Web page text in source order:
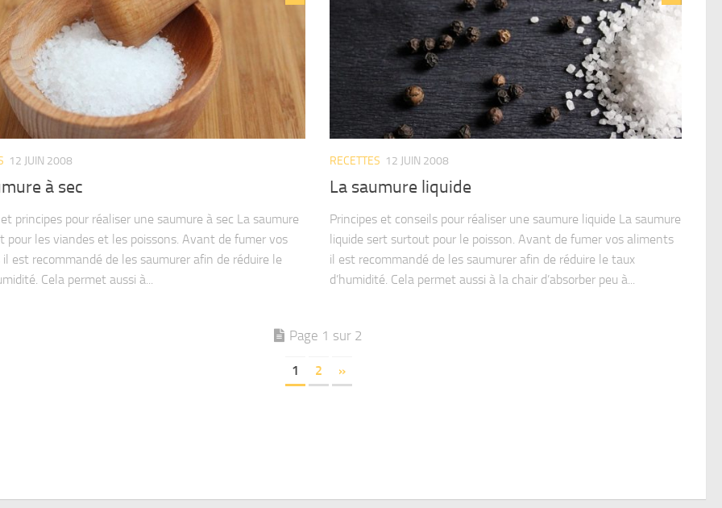
12 JUIN 2008
à sec
principes pour réaliser une saumure à sec La saumure
pour les viandes et les poissons. Avant de fumer vos
est recommandé de les saumurer afin de réduire le
Cela permet aussi à...
RECETTES 12 JUIN 2008
La saumure liquide
Principes et conseils pour réaliser une saumure liquide La saumure
liquide sert surtout pour le poisson. Avant de fumer vos aliments
il est recommandé de les saumurer afin de réduire le taux
d’humidité. Cela permet aussi à la chair d’absorber peu à...
Page 1 sur 2
1 2 »